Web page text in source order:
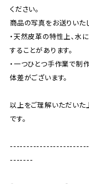
ください。
商品の写真をお送りいた
・天然皮革の特性上、水
することがあります。
・一つひとつ手作業で制
体差がございます。
以上をご理解いただいた
です。
-------